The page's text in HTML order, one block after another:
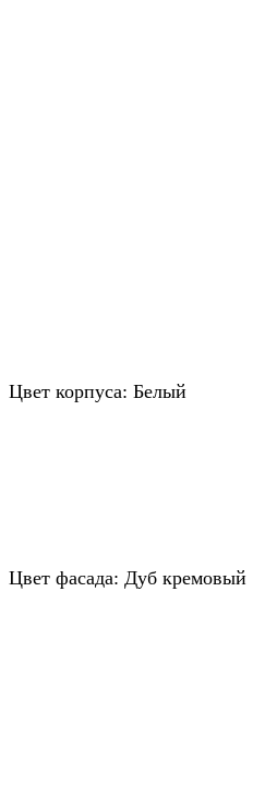
Цвет корпуса: Белый
Цвет фасада: Дуб кремовый